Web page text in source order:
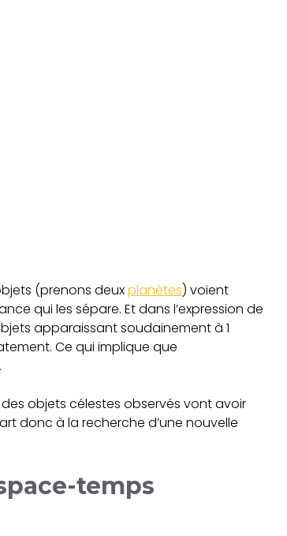
(prenons deuxplanètes) voient
qui les sépare. Et dans l’expression de
apparaissant soudainement à 1
Ce qui implique que
.
objets célestes observés vont avoir
donc à la recherche d’une nouvelle
temps